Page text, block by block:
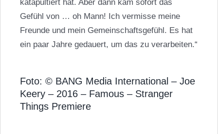
katapultiert hat. Aber dann kam sofort das
Gefühl von … oh Mann! Ich vermisse meine
Freunde und mein Gemeinschaftsgefühl. Es hat
ein paar Jahre gedauert, um das zu verarbeiten.“
Foto: © BANG Media International – Joe
Keery – 2016 – Famous – Stranger
Things Premiere